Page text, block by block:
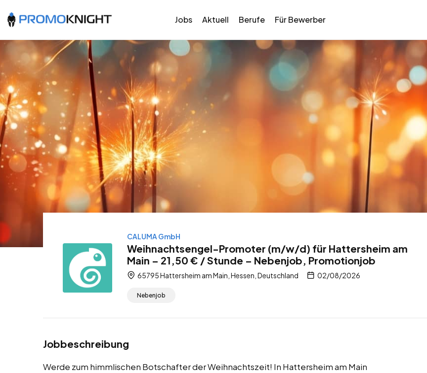
Jobs Aktuell Berufe Für Bewerber
CALUMA GmbH
Weihnachtsengel-Promoter (m/w/d) für Hattersheim am
Main – 21,50 € / Stunde – Nebenjob, Promotionjob
65795 Hattersheim am Main, Hessen, Deutschland 02/08/2026
Nebenjob
Jobbeschreibung
Werde zum himmlischen Botschafter der Weihnachtszeit! In Hattersheim am Main